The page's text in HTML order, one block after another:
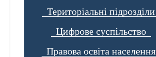
Територіальні підрозділи
Цифрове суспільство
Правова освіта населення